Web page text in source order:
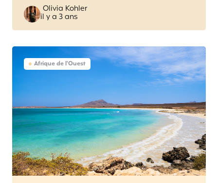
Posted
by
Olivia Kohler
il y a 3 ans
Afrique de l'Ouest